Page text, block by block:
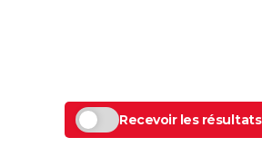
Se connecter
Primaires
Universités
Entreprises
Service militaire
Avis de recherche
AVIS DE DÉCÈS
Recevoir les résultats